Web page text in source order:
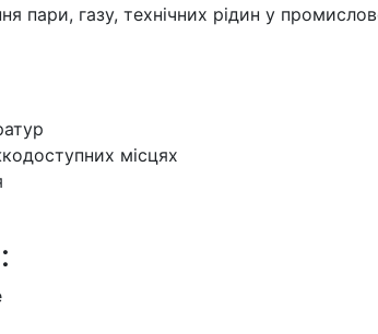
пари, газу, технічних рідин у
місцях